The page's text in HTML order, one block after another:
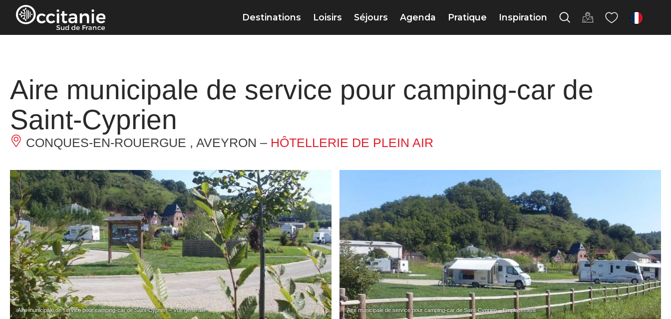
Panneau de gestion des cookies
Destinations Loisirs Séjours Agenda Pratique Inspiration fr
Aire municipale de service pour camping-car de
Saint-Cyprien
CONQUES-EN-ROUERGUE , AVEYRON – HÔTELLERIE DE PLEIN AIR
Aire municipale de service pour camping-car de Saint-Cyprien – Vue générale Aire municipale de service pour camping-car de Saint-Cyprien – Emplacement